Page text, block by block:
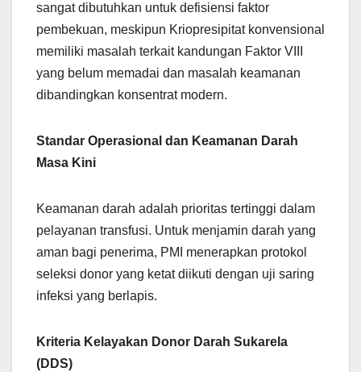
sangat dibutuhkan untuk defisiensi faktor
pembekuan, meskipun Kriopresipitat konvensional
memiliki masalah terkait kandungan Faktor VIII
yang belum memadai dan masalah keamanan
dibandingkan konsentrat modern.
Standar Operasional dan Keamanan Darah
Masa Kini
Keamanan darah adalah prioritas tertinggi dalam
pelayanan transfusi. Untuk menjamin darah yang
aman bagi penerima, PMI menerapkan protokol
seleksi donor yang ketat diikuti dengan uji saring
infeksi yang berlapis.
Kriteria Kelayakan Donor Darah Sukarela
(DDS)